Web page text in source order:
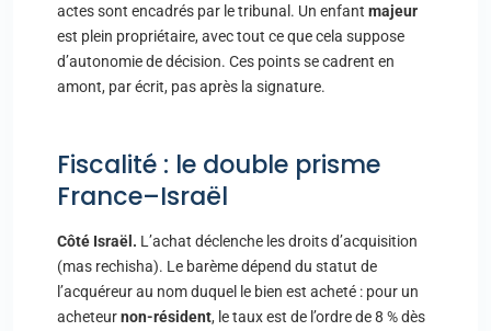
actes sont encadrés par le tribunal. Un enfant majeur
est plein propriétaire, avec tout ce que cela suppose
d’autonomie de décision. Ces points se cadrent en
amont, par écrit, pas après la signature.
Fiscalité : le double prisme
France–Israël
Côté Israël. L’achat déclenche les droits d’acquisition
(mas rechisha). Le barème dépend du statut de
l’acquéreur au nom duquel le bien est acheté : pour un
acheteurnon-résident, le taux est de l’ordre de 8 % dès